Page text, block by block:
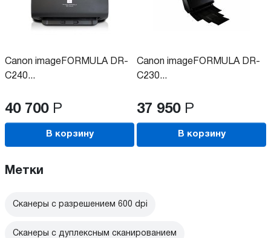
Canon imageFORMULA DR-
C240...
40 700 Р
В корзину
Canon imageFORMULA DR-
C230...
37 950 Р
В корзину
Метки
Сканеры с разрешением 600 dpi
Сканеры с дуплексным сканированием